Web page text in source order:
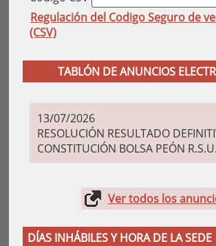
Regulación del Codigo Seguro de
(CSV)
TABLÓN DE ANUNCIOS
13/07/2026
RESOLUCIÓN RESULTADO
CONSTITUCIÓN BOLSA PEÓN R.S.U.
Ver todos los
DÍAS INHÁBILES Y HORA DE LA SEDE